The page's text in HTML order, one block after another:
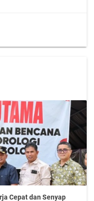
Cepat dan Senyap